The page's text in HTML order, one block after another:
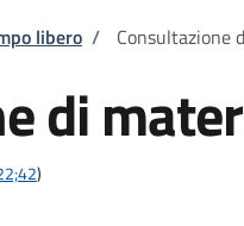
libero / Consultazione
di
)